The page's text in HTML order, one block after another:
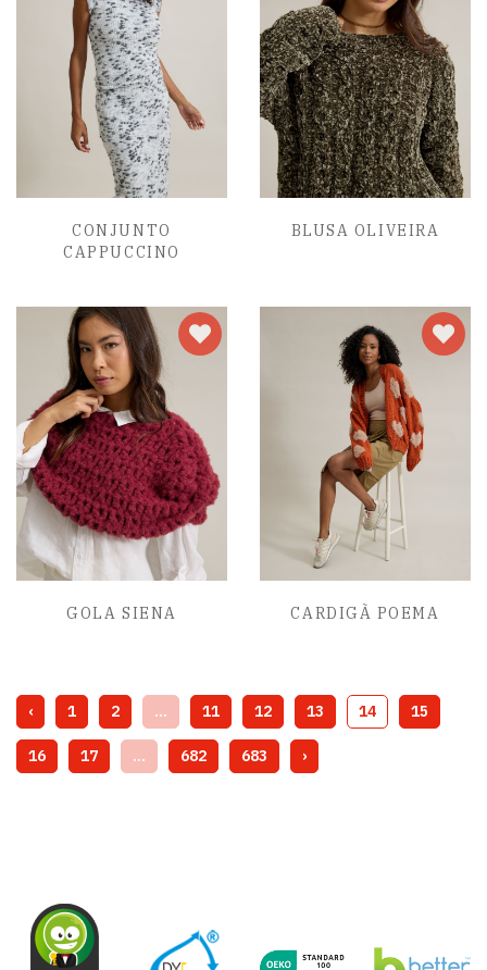
CONJUNTO
CAPPUCCINO
BLUSA OLIVEIRA
GOLA SIENA CARDIGÃ POEMA
‹ 1 2 ... 11 12 13 14 15
16 17 ... 682 683 ›